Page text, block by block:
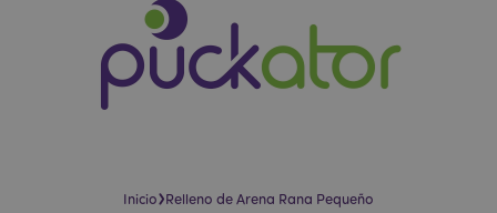
Inicio›Relleno de Arena Rana Pequeño